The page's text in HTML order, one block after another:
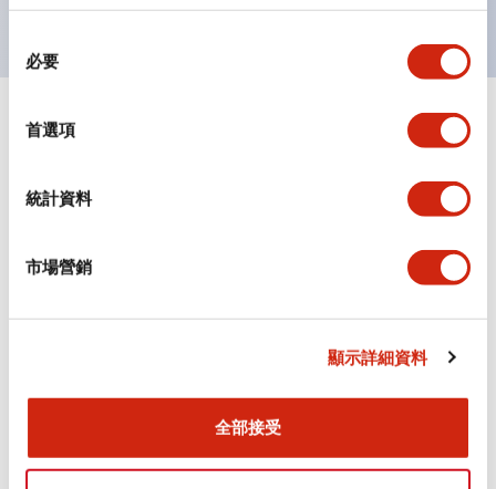
必要
首選項
統計資料
市場營銷
顯示詳細資料
全部接受
規格 顯示全部 +